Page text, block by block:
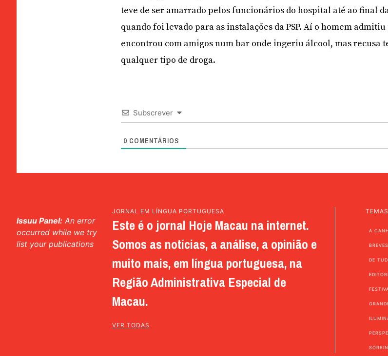
teve de ser amarrado pelos funcionários do hospital até ao final
quando foi levado para as instalações da PSP. Aí o homem admitiu
encontrou com amigos num bar onde ingeriu álcool, mas recusa
qualquer tipo de droga.
Subscrever
0 COMENTÁRIOS
Issuu Panel: An error
occurred while we try
list your publications
JORNAL EM LÍNGUA PORTUGUESA
Este é o jornal Hoje Macau na internet.
Somos as notícias, a análise, a opinião e
muito mais, em língua portuguesa, na
Região Administrativa Especial de
Macau.
VER TODAS
TEMAS
A
BREVES
DE